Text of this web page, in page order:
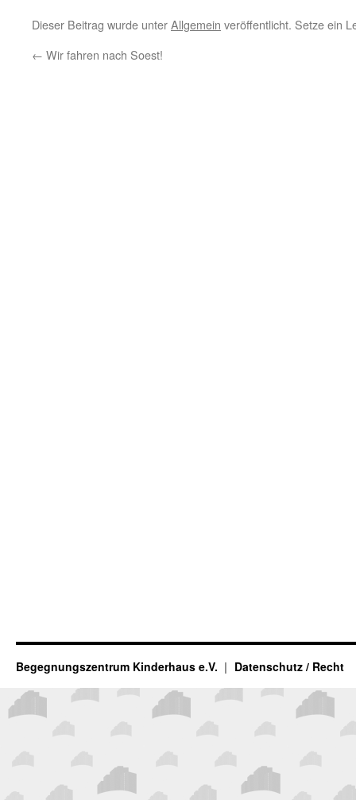
Dieser Beitrag wurde unterAllgemein veröffentlicht. Setze ein
← Wir fahren nach Soest!
Begegnungszentrum Kinderhaus e.V. Datenschutz / Recht